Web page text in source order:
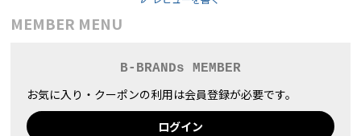
MEMBER MENU
B-BRANDs MEMBER
お気に入り・クーポンの利用は会員登録が必要です。
ログイン